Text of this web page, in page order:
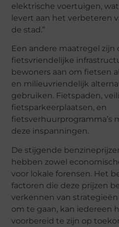
elektrische voertuigen,
levert aan het verbeteren
de stad.”
Een andere maatregel
fietsvriendelijke
bewoners aan om fietsen
en milieuvriendelijk
gebruiken. Fietspaden,
fietsparkeerplaatsen, en
fietsverhuurprogramma’s
deze inspanningen.
De stijgende
hebben zowel
voor lokale forensen. Het
factoren die deze prijzen
verkennen van
om te gaan, kan iedereen
voorbereid te zijn op